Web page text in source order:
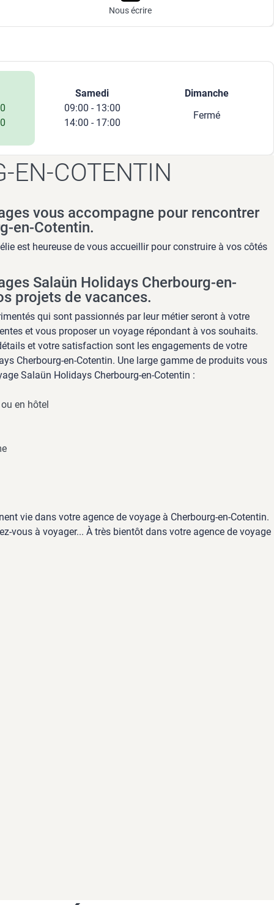
Nous écrire
Samedi
09:00 - 13:00
14:00 - 17:00
Dimanche
Fermé
EN-COTENTIN
vous accompagne pour rencontrer
en-Cotentin.
est heureuse de vous accueillir pour construire à vos côtés
Salaün Holidays Cherbourg-en-
projets de vacances.
qui sont passionnés par leur métier seront à votre
et vous proposer un voyage répondant à vos souhaits.
et votre satisfaction sont les engagements de votre
Cherbourg-en-Cotentin. Une large gamme de produits vous
Salaün Holidays Cherbourg-en-Cotentin :
en hôtel
vie dans votre agence de voyage à Cherbourg-en-Cotentin.
vous à voyager... À très bientôt dans votre agence de voyage